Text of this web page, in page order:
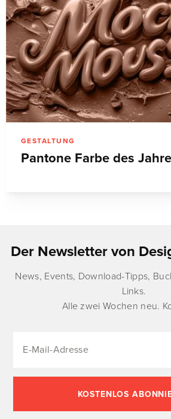
GESTALTUNG
Pantone Farbe des
Der Newsletter von
News, Events, Download-Tipps,
Links.
Alle zwei Wochen neu.